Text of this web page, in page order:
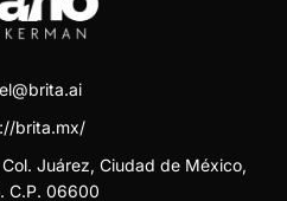
brita.mx/
Juárez, Ciudad de México,
C.P. 06600